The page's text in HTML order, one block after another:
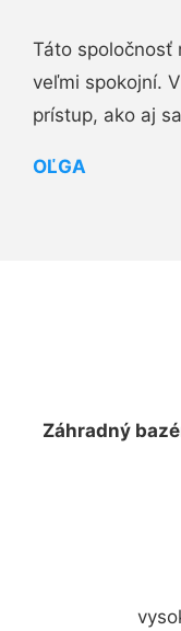
Táto spoločnosť
veľmi spokojní.
prístup, ako aj
OĽGA
Záhradný